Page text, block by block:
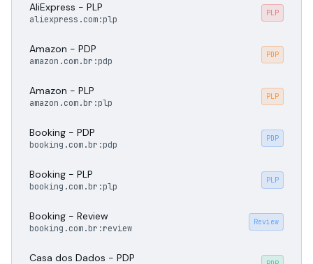
AliExpress - PLP
aliexpress.com:plp
PLP
Amazon - PDP
amazon.com.br:pdp
PDP
Amazon - PLP
amazon.com.br:plp
PLP
Booking - PDP
booking.com.br:pdp
PDP
Booking - PLP
booking.com.br:plp
PLP
Booking - Review
booking.com.br:review
Review
Casa dos Dados - PDP